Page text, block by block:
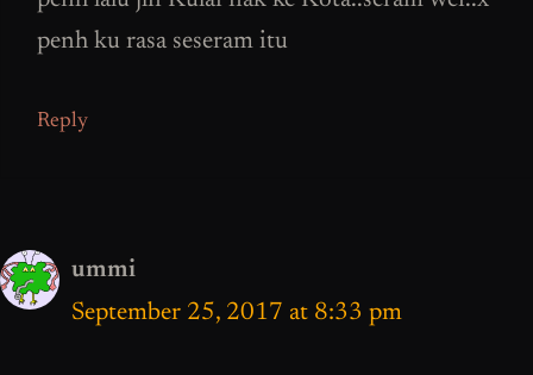
penh ku rasa seseram itu
Reply
ummi
September 25, 2017 at 8:33 pm